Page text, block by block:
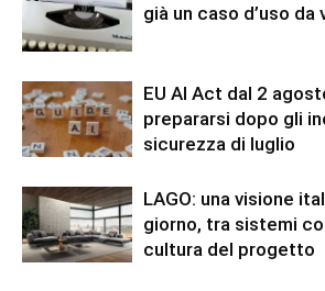
già un caso d’uso da
EU AI Act dal 2
prepararsi dopo gli
sicurezza di luglio
LAGO: una visione
giorno, tra sistemi
cultura del progetto